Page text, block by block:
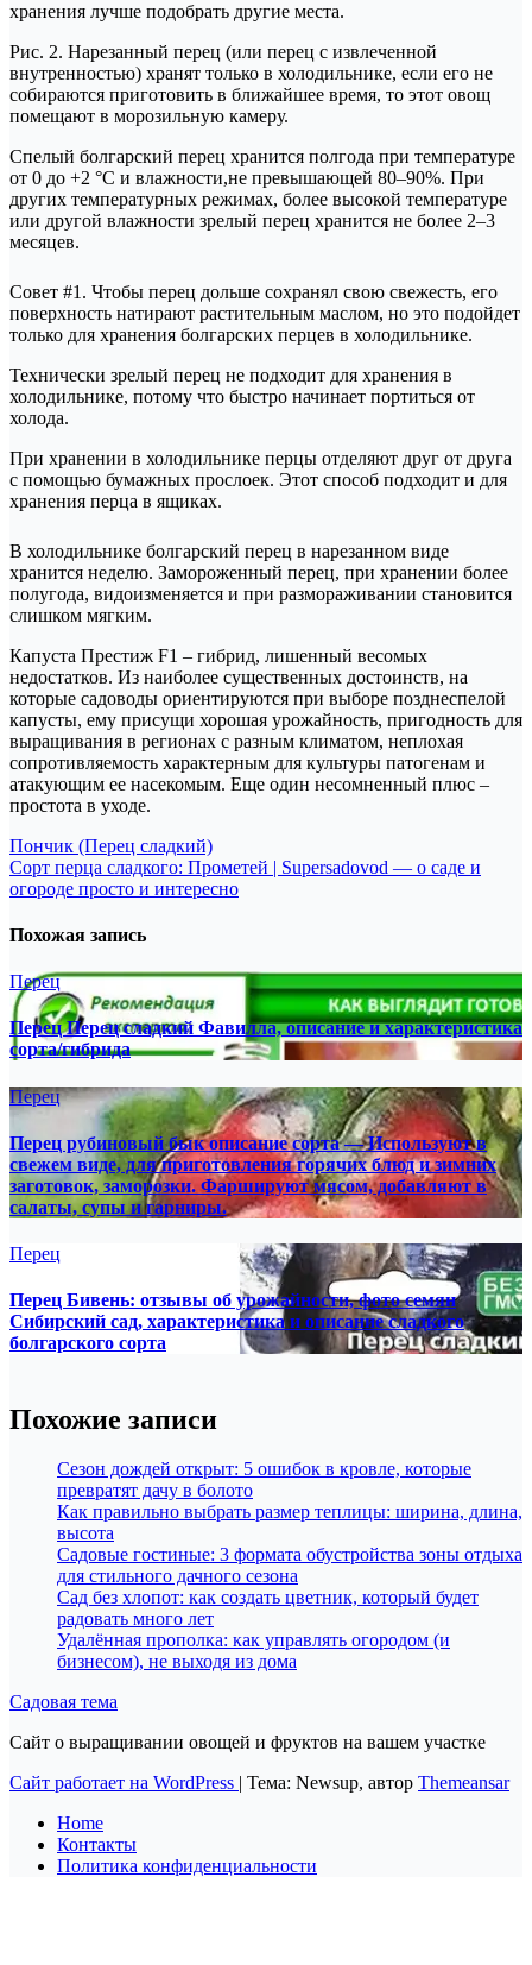
хранения лучше подобрать другие места.
Рис. 2. Нарезанный перец (или перец с извлеченной
внутренностью) хранят только в холодильнике, если его не
собираются приготовить в ближайшее время, то этот овощ
помещают в морозильную камеру.
Спелый болгарский перец хранится полгода при температуре
от 0 до +2 °C и влажности,не превышающей 80–90%. При
других температурных режимах, более высокой температуре
или другой влажности зрелый перец хранится не более 2–3
месяцев.
Совет #1. Чтобы перец дольше сохранял свою свежесть, его
поверхность натирают растительным маслом, но это подойдет
только для хранения болгарских перцев в холодильнике.
Технически зрелый перец не подходит для хранения в
холодильнике, потому что быстро начинает портиться от
холода.
При хранении в холодильнике перцы отделяют друг от друга
с помощью бумажных прослоек. Этот способ подходит и для
хранения перца в ящиках.
В холодильнике болгарский перец в нарезанном виде
хранится неделю. Замороженный перец, при хранении более
полугода, видоизменяется и при размораживании становится
слишком мягким.
Капуста Престиж F1 – гибрид, лишенный весомых
недостатков. Из наиболее существенных достоинств, на
которые садоводы ориентируются при выборе позднеспелой
капусты, ему присущи хорошая урожайность, пригодность для
выращивания в регионах с разным климатом, неплохая
сопротивляемость характерным для культуры патогенам и
атакующим ее насекомым. Еще один несомненный плюс –
простота в уходе.
Навигация
по
Пончик (Перец сладкий)
Сорт перца сладкого: Прометей | Supersadovod — о саде и
огороде просто и интересно
Похожая запись
Перец
Перец Перец сладкий Фавилла, описание и характеристика
сорта/гибрида
Перец
Перец рубиновый бык описание сорта — Используют в
свежем виде, для приготовления горячих блюд и зимних
заготовок, заморозки. Фаршируют мясом, добавляют в
салаты, супы и гарниры.
Перец
Перец Бивень: отзывы об урожайности, фото семян
Сибирский сад, характеристика и описание сладкого
болгарского сорта
Похожие записи
Сезон дождей открыт: 5 ошибок в кровле, которые
превратят дачу в болото
Как правильно выбрать размер теплицы: ширина, длина,
высота
Садовые гостиные: 3 формата обустройства зоны отдыха
для стильного дачного сезона
Сад без хлопот: как создать цветник, который будет
радовать много лет
Удалённая прополка: как управлять огородом (и
бизнесом), не выходя из дома
Садовая тема
Сайт о выращивании овощей и фруктов на вашем участке
Сайт работает на WordPress | Тема: Newsup, автор Themeansar
Home
Контакты
Политика конфиденциальности